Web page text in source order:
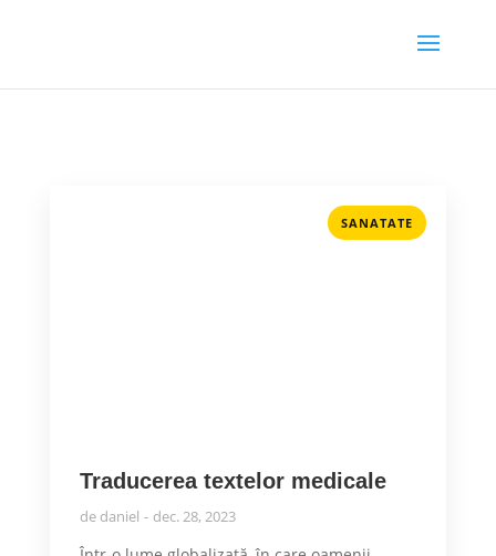
SANATATE
Traducerea textelor medicale
de daniel dec. 28, 2023